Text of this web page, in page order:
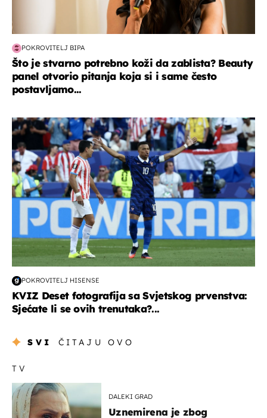
POKROVITELJ BIPA
Što je stvarno potrebno koži da zablista? Beauty
panel otvorio pitanja koja si i same često
postavljamo...
svjetsko prvenstvo 2026
POKROVITELJ HISENSE
KVIZ Deset fotografija sa Svjetskog prvenstva:
Sjećate li se ovih trenutaka?...
SVI ČITAJU OVO
TV
DALEKI GRAD
Uznemirena je zbog